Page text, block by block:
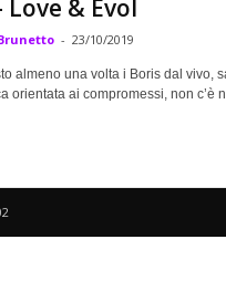
Love & Evol
- 23/10/2019
almeno una volta i Boris dal vivo,
orientata ai compromessi, non c’è